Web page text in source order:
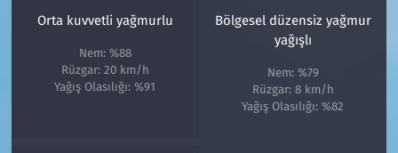
Orta kuvvetli yağmurlu
Nem: %88
Rüzgar: 20 km/h
Yağış Olasılığı: %91
Bölgesel düzensiz yağmur
yağışlı
Nem: %79
Rüzgar: 8 km/h
Yağış Olasılığı: %82